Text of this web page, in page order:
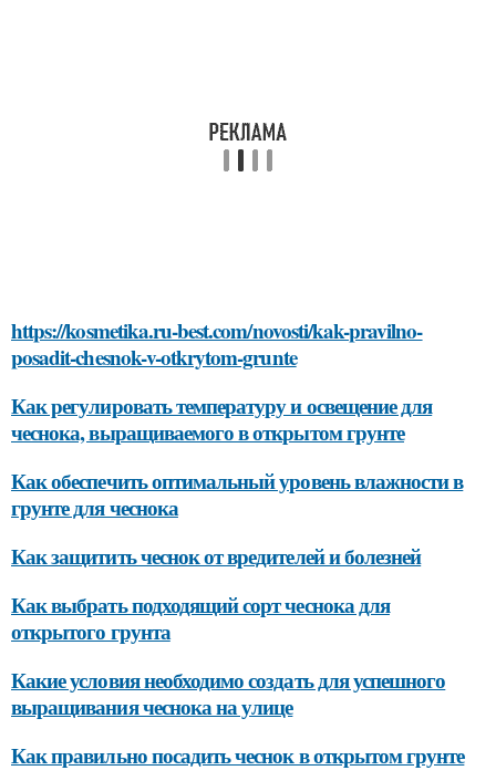
https://kosmetika.ru-best.com/novosti/kak-pravilno-
posadit-chesnok-v-otkrytom-grunte
Как регулировать температуру и освещение для
чеснока, выращиваемого в открытом грунте
Как обеспечить оптимальный уровень влажности в
грунте для чеснока
Как защитить чеснок от вредителей и болезней
Как выбрать подходящий сорт чеснока для
открытого грунта
Какие условия необходимо создать для успешного
выращивания чеснока на улице
Как правильно посадить чеснок в открытом грунте